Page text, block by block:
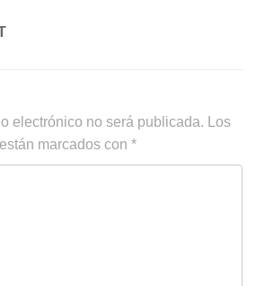
electrónico no será publicada.
Los
marcados con *